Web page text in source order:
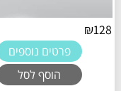
₪128
פרטים נוספים
הוסף לסל